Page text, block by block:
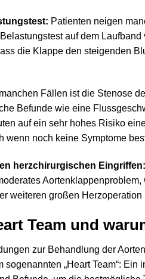
Patienten neigen
auf dem
die Klappe den steigenden
Fällen ist die Stenose
Befunde wie eine
auf ein sehr hohes Risiko
wenn noch keine Symptome
herzchirurgischen Eingriffen:
weiteren großen Herzoperation
Team und
zur Behandlung der
sogenannten „Heart Team“: